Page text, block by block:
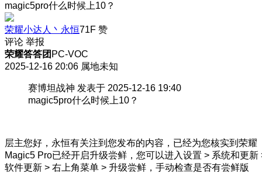
magic5pro什么时候上10？
荣耀小达人丶永恒71F 赞
评论 举报
荣耀答答团 PC-VOC
2025-12-16 20:06 属地未知
赛博坦战神 发表于 2025-12-16 19:40
magic5pro什么时候上10？
层主您好，永恒有关注到您发布的内容，已经为您核实到荣耀
Magic5 Pro已经开启升级尝鲜，您可以进入设置 > 系统和更新
软件更新 > 右上角菜单 > 升级尝鲜，手动检查是否有尝鲜版